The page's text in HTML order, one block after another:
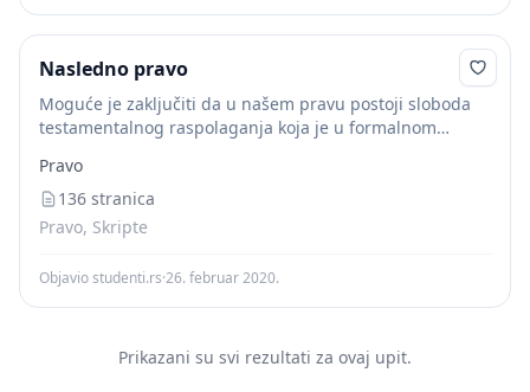
Nasledno pravo
Moguće je zaključiti da u našem pravu postoji sloboda
testamentalnog raspolaganja koja je u formalnom
faktičkom smislu ponekad ograničena zbog...
Pravo
136 stranica
Pravo, Skripte
Objavio studenti.rs·26. februar 2020.
Prikazani su svi rezultati za ovaj upit.